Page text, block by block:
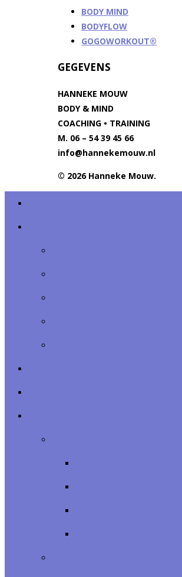
BODY MIND
BODYFLOW
GOGOWORKOUT®
GEGEVENS
HANNEKE MOUW
BODY & MIND
COACHING • TRAINING
M. 06 – 54 39 45 66
info@hannekemouw.nl
© 2026 Hanneke Mouw.